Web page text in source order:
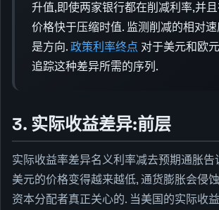
升值,即使两家银行都在削减利率,并
价格快于压缩时值. 监测削减的相对
是方向.政策利率终点 对于美元和欧
追踪这种差异所需的序列.
3. 实际收益差异:前层
实际收益率差异名义利率减去预期通胀告
美元的价格变得越来越低, 通货膨胀会侵
资本分配者真正关心的. 当美国的实际收